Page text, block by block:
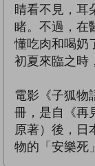
睛看不見，耳
睹。不過，在
懂吃肉和喝奶
初夏來臨之
電影《子狐物
冊，是自《再
原著）後，日
物的「安樂死